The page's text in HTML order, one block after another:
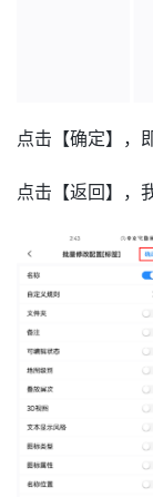
点击【确定】，
点击【返回】，